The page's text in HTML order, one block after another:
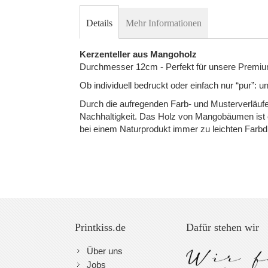
beginning
images
gallery
Details
Kerzenteller aus Mangoholz
Durchmesser 12cm - Perfekt für unsere
Ob individuell bedruckt oder einfach nur “pur”:
Durch die aufregenden Farb- und
Nachhaltigkeit. Das Holz von Mangobäumen
bei einem Naturprodukt immer zu leichten
Mehr Informationen
Printkiss.de
Über uns
Jobs
Dafür stehen wir